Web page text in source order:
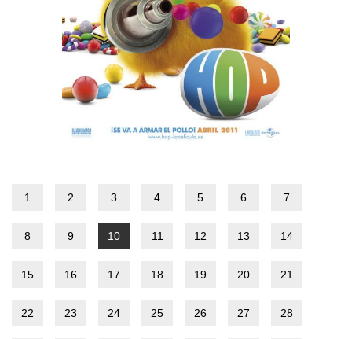
1 2 3 4 5 6 7
8 9 10 11 12 13 14
15 16 17 18 19 20 21
22 23 24 25 26 27 28